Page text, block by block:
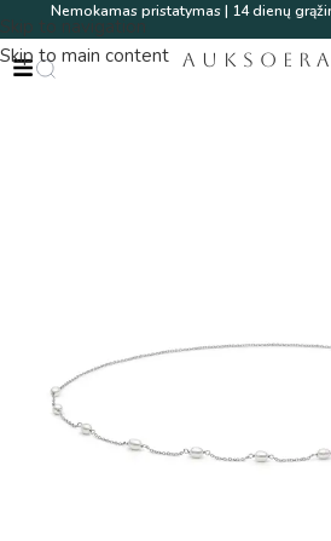
Skip to navigation
Skip to main content
Nemokamas pristatymas | 14 dienų
AUKSOERA